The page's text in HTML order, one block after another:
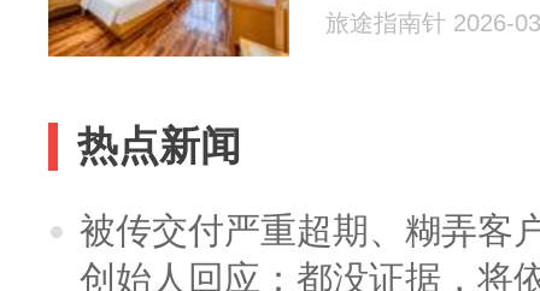
旅途指南针 2026-
热点新闻
被传交付严重超期、糊弄客
创始人回应：都没证据，将